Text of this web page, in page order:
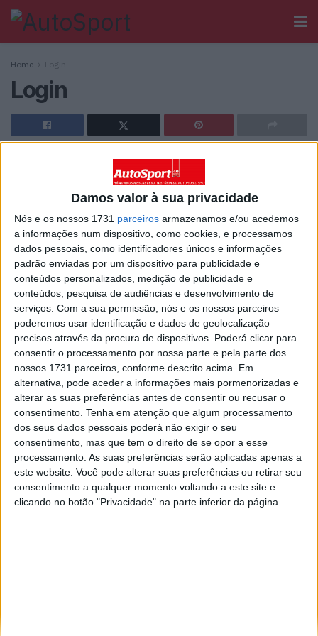
Damos valor à sua privacidade
Nós e os nossos 1731 parceiros armazenamos e/ou acedemos
a informações num dispositivo, como cookies, e processamos
dados pessoais, como identificadores únicos e informações
padrão enviadas por um dispositivo para publicidade e
conteúdos personalizados, medição de publicidade e
conteúdos, pesquisa de audiências e desenvolvimento de
serviços. Com a sua permissão, nós e os nossos parceiros
poderemos usar identificação e dados de geolocalização
precisos através da procura de dispositivos. Poderá clicar para
consentir o processamento por nossa parte e pela parte dos
nossos 1731 parceiros, conforme descrito acima. Em
alternativa, pode aceder a informações mais pormenorizadas e
alterar as suas preferências antes de consentir ou recusar o
consentimento. Tenha em atenção que algum processamento
dos seus dados pessoais poderá não exigir o seu
consentimento, mas que tem o direito de se opor a esse
processamento. As suas preferências serão aplicadas apenas a
este website. Você pode alterar suas preferências ou retirar seu
consentimento a qualquer momento voltando a este site e
clicando no botão "Privacidade" na parte inferior da página.
Home Login
Login
Ainda não tem registo no Autosport?
Sobre
Especialistas em automóveis, automobilismo e demais desportos
motorizados há 48 anos.
Informação importante
Ficha técnica
Estatuto editorial
Política de privacidade
Termos e condições